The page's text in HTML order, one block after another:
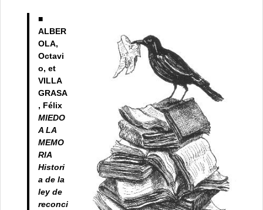
■
ALBER
OLA,
Octavi
o, et
VILLA
GRASA
, Félix
MIEDO
A LA
MEMO
RIA
Histori
a de la
ley de
reconci